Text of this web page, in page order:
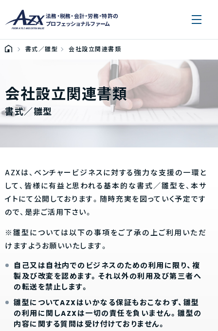
法務・税務・会計・労務・特許の
プロフェッショナルファーム
書式／雛型 会社設立関連書類
会社設立関連書類
書式／雛型
AZXは、ベンチャービジネスに対する強力な支援の一環と
して、皆様に有益と思われる基本的な書式／雛型を、本サ
イトにて公開しております。随時充実を図っていく予定です
ので、是非ご活用下さい。
※雛型については以下の事項をご了承の上ご利用いただ
けますようお願いいたします。
自己又は自社内でのビジネスのための利用に限り、複
製及び改変を認めます。それ以外の利用及び第三者へ
の転送を禁止します。
雛型についてAZXはいかなる保証もおこなわず、雛型
の利用に関しAZXは一切の責任を負いません。雛型の
内容に関する質問は受け付けておりません。